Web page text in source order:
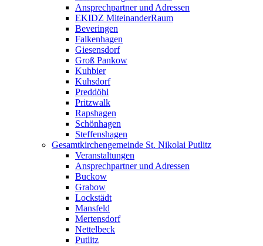
Ansprechpartner und Adressen
EKIDZ MiteinanderRaum
Beveringen
Falkenhagen
Giesensdorf
Groß Pankow
Kuhbier
Kuhsdorf
Preddöhl
Pritzwalk
Rapshagen
Schönhagen
Steffenshagen
Gesamtkirchengemeinde St. Nikolai Putlitz
Veranstaltungen
Ansprechpartner und Adressen
Buckow
Grabow
Lockstädt
Mansfeld
Mertensdorf
Nettelbeck
Putlitz